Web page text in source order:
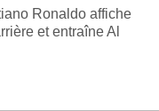
Ronaldo affiche
et entraîne Al